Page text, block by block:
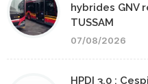
hybrides GNV
TUSSAM
07/08/2026
HPDI 3.0 :